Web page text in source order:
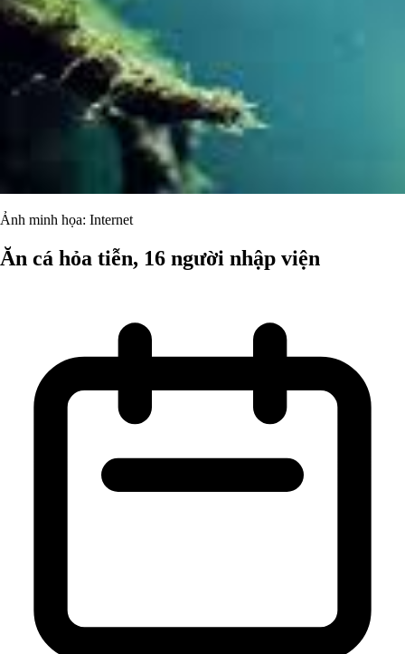
Ảnh minh họa: Internet
Ăn cá hỏa tiễn, 16 người nhập viện